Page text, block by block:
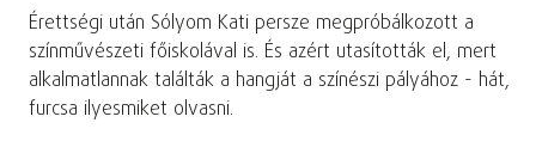
Érettségi után Sólyom Kati persze megpróbálkozott a
színművészeti főiskolával is. És azért utasították el, mert
alkalmatlannak találták a hangját a színészi pályához - hát,
furcsa ilyesmiket olvasni.